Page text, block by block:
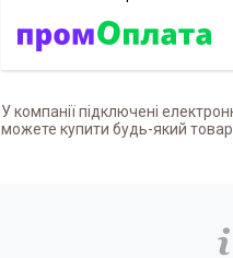
У компанії підключені
можете купити будь-який